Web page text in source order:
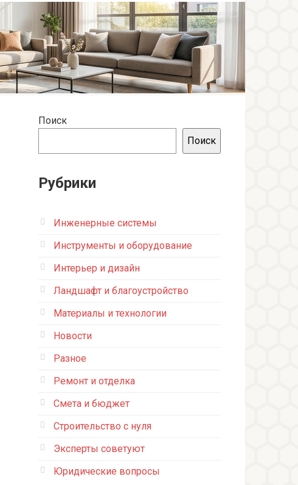
Поиск
Поиск
Рубрики
Инженерные системы
Инструменты и оборудование
Интерьер и дизайн
Ландшафт и благоустройство
Материалы и технологии
Новости
Разное
Ремонт и отделка
Смета и бюджет
Строительство с нуля
Эксперты советуют
Юридические вопросы